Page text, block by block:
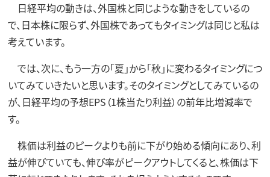
日経平均の動きは、外国株と同じような動きをしているの
で、日本株に限らず、外国株であってもタイミングは同じと私は
考えています。
では、次に、もう一方の「夏」から「秋」に変わるタイミングにつ
いてみていきたいと思います。そのタイミングとしてみているの
が、日経平均の予想EPS（1株当たり利益）の前年比増減率で
す。
株価は利益のピークよりも前に下がり始める傾向にあり、利
益が伸びていても、伸び率がピークアウトしてくると、株価は下